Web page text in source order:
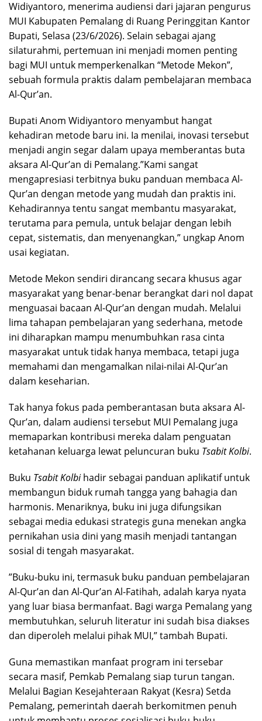
Widiyantoro, menerima audiensi dari jajaran pengurus
MUI Kabupaten Pemalang di Ruang Peringgitan Kantor
Bupati, Selasa (23/6/2026). Selain sebagai ajang
silaturahmi, pertemuan ini menjadi momen penting
bagi MUI untuk memperkenalkan “Metode Mekon”,
sebuah formula praktis dalam pembelajaran membaca
Al-Qur’an.
​Bupati Anom Widiyantoro menyambut hangat
kehadiran metode baru ini. Ia menilai, inovasi tersebut
menjadi angin segar dalam upaya memberantas buta
aksara Al-Qur’an di Pemalang.​”Kami sangat
mengapresiasi terbitnya buku panduan membaca Al-
Qur’an dengan metode yang mudah dan praktis ini.
Kehadirannya tentu sangat membantu masyarakat,
terutama para pemula, untuk belajar dengan lebih
cepat, sistematis, dan menyenangkan,” ungkap Anom
usai kegiatan.
​Metode Mekon sendiri dirancang secara khusus agar
masyarakat yang benar-benar berangkat dari nol dapat
menguasai bacaan Al-Qur’an dengan mudah. Melalui
lima tahapan pembelajaran yang sederhana, metode
ini diharapkan mampu menumbuhkan rasa cinta
masyarakat untuk tidak hanya membaca, tetapi juga
memahami dan mengamalkan nilai-nilai Al-Qur’an
dalam keseharian.
​Tak hanya fokus pada pemberantasan buta aksara Al-
Qur’an, dalam audiensi tersebut MUI Pemalang juga
memaparkan kontribusi mereka dalam penguatan
ketahanan keluarga lewat peluncuran buku Tsabit Kolbi.
​Buku Tsabit Kolbihadir sebagai panduan aplikatif untuk
membangun biduk rumah tangga yang bahagia dan
harmonis. Menariknya, buku ini juga difungsikan
sebagai media edukasi strategis guna menekan angka
pernikahan usia dini yang masih menjadi tantangan
sosial di tengah masyarakat.
​”Buku-buku ini, termasuk buku panduan pembelajaran
Al-Qur’an dan Al-Qur’an Al-Fatihah, adalah karya nyata
yang luar biasa bermanfaat. Bagi warga Pemalang yang
membutuhkan, seluruh literatur ini sudah bisa diakses
dan diperoleh melalui pihak MUI,” tambah Bupati.
​Guna memastikan manfaat program ini tersebar
secara masif, Pemkab Pemalang siap turun tangan.
Melalui Bagian Kesejahteraan Rakyat (Kesra) Setda
Pemalang, pemerintah daerah berkomitmen penuh